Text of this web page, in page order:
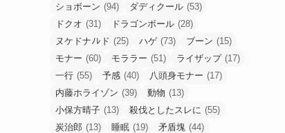
ショボーン (94) ダディクール (53)
ドクオ (31) ドラゴンボール (28)
ヌケドナﾉﾚド (25) ハゲ (73) ブーン (15)
モナー (60) モララー (51) ライザップ (17)
一行 (55) 予感 (40) 八頭身モナー (17)
内藤ホライゾン (39) 動物 (13)
小保方晴子 (13) 殺伐としたスレに (55)
炭治郎 (13) 睡眠 (19) 矛盾塊 (44)